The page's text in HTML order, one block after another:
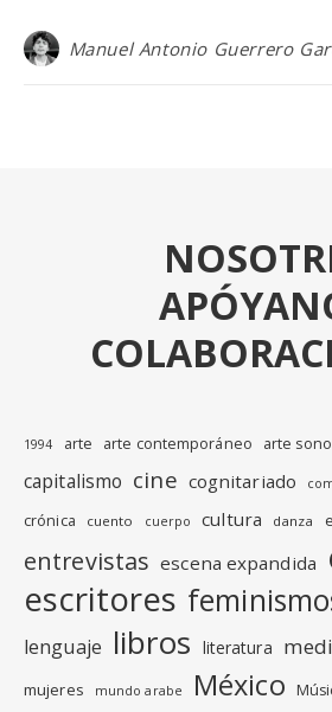
Manuel Antonio Guerrero
1994 arte arte contemporáneo arte
capitalismo cine cognitariado
crónica cuento cuerpo cultura danza
entrevistas escena expandida
escritores
lenguaje libros literatura
mujeres mundo arabe México